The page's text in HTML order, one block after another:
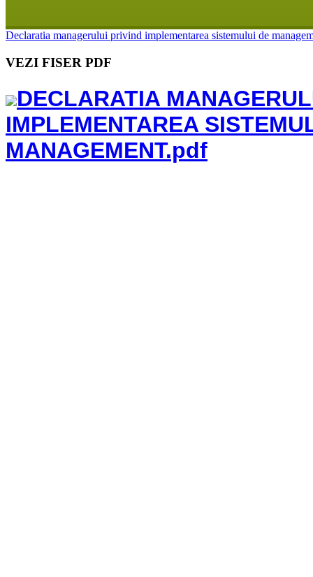
Declaratia managerului privind implementarea sistemului de
VEZI FISER PDF
DECLARATIA
IMPLEMENTAREA
MANAGEMENT.pdf